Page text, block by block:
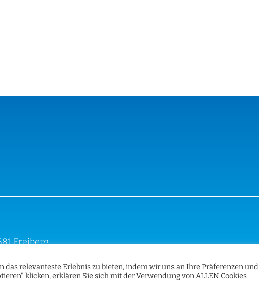
Freiberg
das relevanteste Erlebnis zu bieten, indem wir uns an Ihre Präferenzen und
klicken, erklären Sie sich mit der Verwendung von ALLEN Cookies